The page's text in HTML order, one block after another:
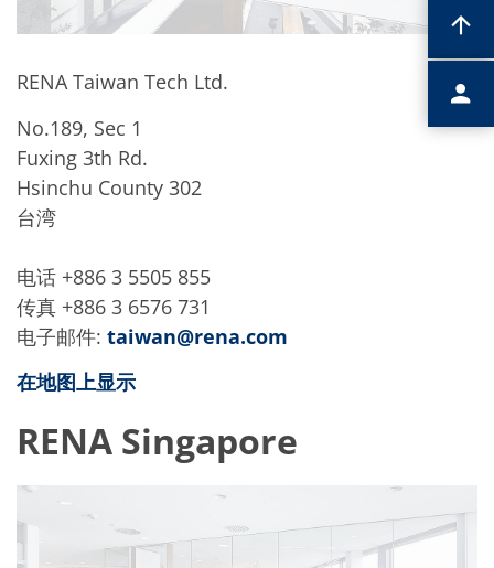
RENA Taiwan Tech Ltd.
No.189, Sec 1
Fuxing 3th Rd.
Hsinchu County 302
台湾
电话 +886 3 5505 855
传真 +886 3 6576 731
电子邮件: taiwan@rena.com
在地图上显示
RENA Singapore